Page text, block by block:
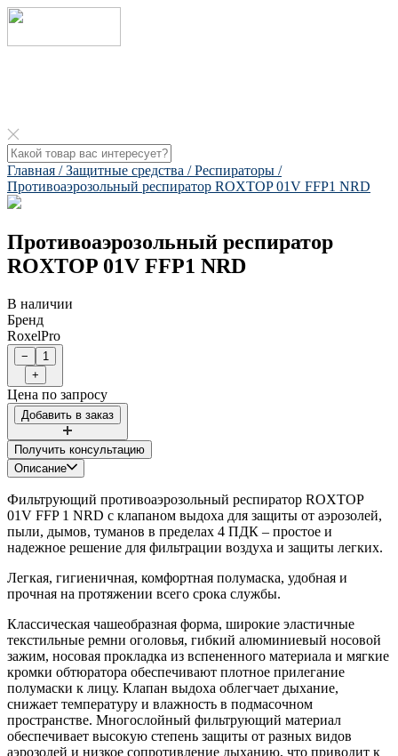
Главная /Защитные средства /Респираторы /
Противоаэрозольный респиратор ROXTOP 01V FFP1 NRD​
Противоаэрозольный респиратор
ROXTOP 01V FFP1 NRD​
В наличии
Бренд
RoxelPro
Цена по запросу
Получить консультацию
Описание
Фильтрующий противоаэрозольный респиратор ROXTOP
01V FFP 1 NRD c клапаном выдоха для защиты от аэрозолей,
пыли, дымов, туманов в пределах 4 ПДК – простое и
надежное решение для фильтрации воздуха и защиты легких.
Легкая, гигиеничная, комфортная полумаска, удобная и
прочная на протяжении всего срока службы.
Классическая чашеобразная форма, широкие эластичные
текстильные ремни оголовья, гибкий алюминиевый носовой
зажим, носовая прокладка из вспененного материала и мягкие
кромки обтюратора обеспечивают плотное прилегание
полумаски к лицу. Клапан выдоха облегчает дыхание,
снижает температуру и влажность в подмасочном
пространстве. Многослойный фильтрующий материал
обеспечивает высокую степень защиты от разных видов
аэрозолей и низкое сопротивление дыханию, что приводит к